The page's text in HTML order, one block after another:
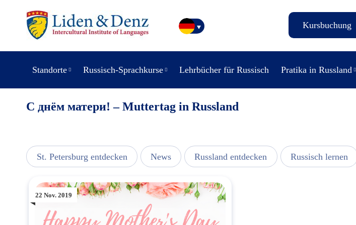
Kursbuchung
Standorte Russisch-Sprachkurse Lehrbücher für Russisch Pratika in Russland
С днём матери! – Muttertag in Russland
St. Petersburg entdecken News Russland entdecken Russisch lernen
22 Nov. 2019